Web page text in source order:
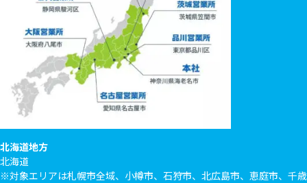
北海道地方
北海道
※対象エリアは札幌市全域、小樽市、石狩市、北広島市、恵庭市、千歳